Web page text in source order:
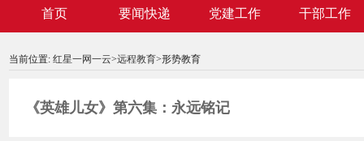
首页 要闻快递 党建工作 干部工作
当前位置: 红星一网一云>远程教育>形势教育
《英雄儿女》第六集：永远铭记
00:00:00 / 00:00